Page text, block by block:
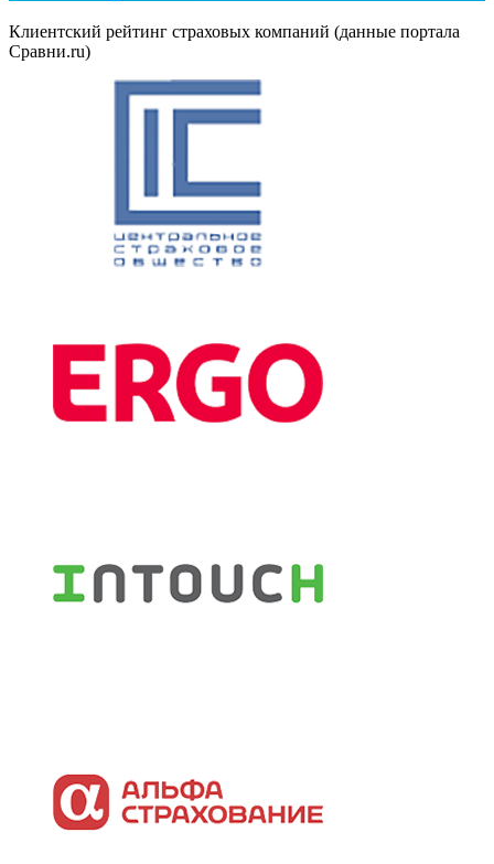
Клиентский рейтинг страховых компаний (данные портала
Сравни.ru)